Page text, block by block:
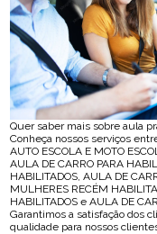
Quer saber mais sobre aula
Conheça nossos serviços
AUTO ESCOLA E MOTO
AULA DE CARRO PARA
HABILITADOS, AULA DE
MULHERES RECÉM
HABILITADOS e AULA DE
Garantimos a satisfação dos
qualidade para nossos